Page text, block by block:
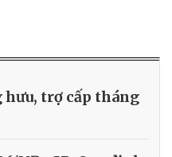
trợ cấp tháng